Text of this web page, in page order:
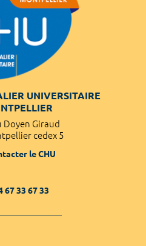
UNIVERSITAIRE
Doyen Giraud
cedex 5
le CHU
67 33 67 33